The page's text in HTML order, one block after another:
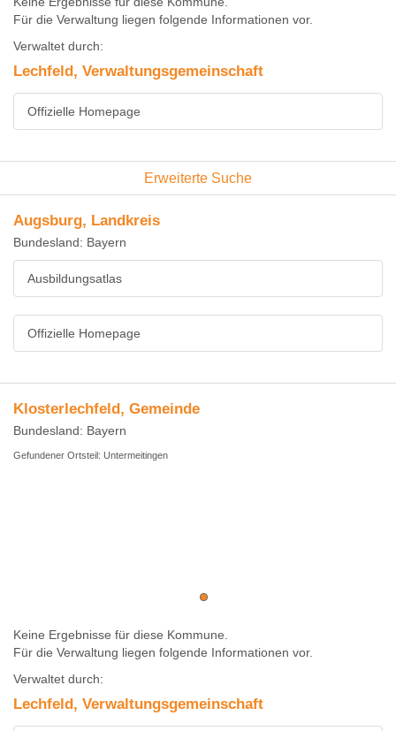
Für die Verwaltung liegen folgende Informationen vor.
Verwaltet durch:
Lechfeld, Verwaltungsgemeinschaft
Offizielle Homepage
Erweiterte Suche
Augsburg, Landkreis
Bundesland: Bayern
Ausbildungsatlas
Offizielle Homepage
Klosterlechfeld, Gemeinde
Bundesland: Bayern
Gefundener Ortsteil: Untermeitingen
Keine Ergebnisse für diese Kommune.
Für die Verwaltung liegen folgende Informationen vor.
Verwaltet durch:
Lechfeld, Verwaltungsgemeinschaft